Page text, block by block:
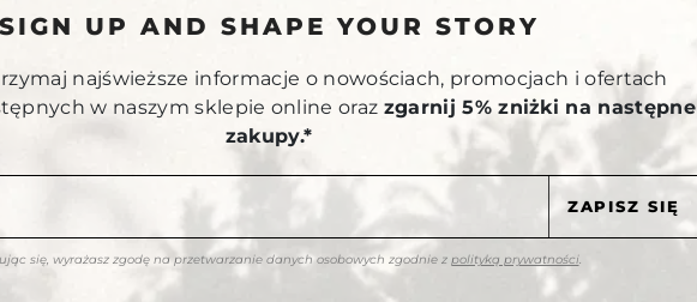
UP AND SHAPE YOUR STORY
najświeższe informacje o nowościach, promocjach i ofertach
w naszym sklepie online oraz zgarnij 5% zniżki na następne
zakupy.*
się, wyrażasz zgodę na przetwarzanie danych osobowych zgodnie z polityką prywatności.